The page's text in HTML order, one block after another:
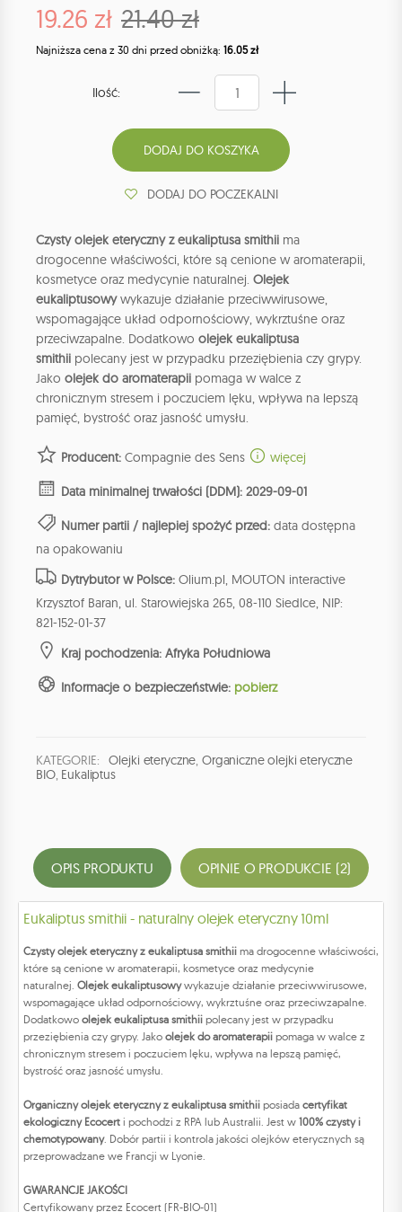
19.26 zł 21.40 zł
Najniższa cena z 30 dni przed obniżką: 16.05 zł
Ilość:
DODAJ DO POCZEKALNI
Czysty olejek eteryczny z eukaliptusa smithii ma
drogocenne właściwości, które są cenione w aromaterapii,
kosmetyce oraz medycynie naturalnej. Olejek
eukaliptusowywykazuje działanie przeciwwirusowe,
wspomagające układ odpornościowy, wykrztuśne oraz
przeciwzapalne. Dodatkowo olejek eukaliptusa
smithii polecany jest w przypadku przeziębienia czy grypy.
Jako olejek do aromaterapii pomaga w walce z
chronicznym stresem i poczuciem lęku, wpływa na lepszą
pamięć, bystrość oraz jasność umysłu.
Producent: Compagnie des Sens więcej
Data minimalnej trwałości (DDM): 2029-09-01
Numer partii / najlepiej spożyć przed: data dostępna
na opakowaniu
Dytrybutor w Polsce: Olium.pl, MOUTON interactive
Krzysztof Baran, ul. Starowiejska 265, 08-110 Siedlce, NIP:
821-152-01-37
Kraj pochodzenia: Afryka Południowa
Informacje o bezpieczeństwie: pobierz
KATEGORIE: Olejki eteryczne, Organiczne olejki eteryczne
BIO, Eukaliptus
OPIS PRODUKTU OPINIE O PRODUKCIE (2)
Eukaliptus smithii - naturalny olejek eteryczny 10ml
Czysty olejek eteryczny z eukaliptusa smithii ma drogocenne właściwości,
które są cenione w aromaterapii, kosmetyce oraz medycynie
naturalnej. Olejek eukaliptusowywykazuje działanie przeciwwirusowe,
wspomagające układ odpornościowy, wykrztuśne oraz przeciwzapalne.
Dodatkowo olejek eukaliptusa smithii polecany jest w przypadku
przeziębienia czy grypy. Jako olejek do aromaterapii pomaga w walce z
chronicznym stresem i poczuciem lęku, wpływa na lepszą pamięć,
bystrość oraz jasność umysłu.
Organiczny olejek eteryczny z eukaliptusa smithii posiada certyfikat
ekologiczny Ecocert i pochodzi z RPA lub Australii. Jest w 100% czysty i
chemotypowany. Dobór partii i kontrola jakości olejków eterycznych są
przeprowadzane we Francji w Lyonie.
GWARANCJE JAKOŚCI
Certyfikowany przez Ecocert (FR-BIO-01)